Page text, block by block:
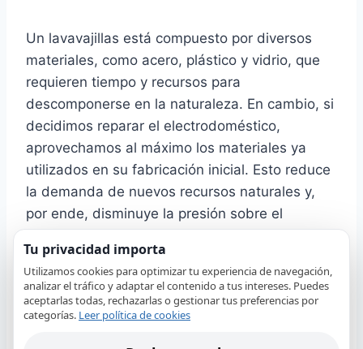
Un lavavajillas está compuesto por diversos
materiales, como acero, plástico y vidrio, que
requieren tiempo y recursos para
descomponerse en la naturaleza. En cambio, si
decidimos reparar el electrodoméstico,
aprovechamos al máximo los materiales ya
utilizados en su fabricación inicial. Esto reduce
la demanda de nuevos recursos naturales y,
por ende, disminuye la presión sobre el
Además, debemos considerar la huella de
carbono asociada con la fabricación y el
Tu privacidad importa
Utilizamos cookies para optimizar tu experiencia de navegación,
analizar el tráfico y adaptar el contenido a tus intereses. Puedes
aceptarlas todas, rechazarlas o gestionar tus preferencias por
categorías. Leer política de cookies